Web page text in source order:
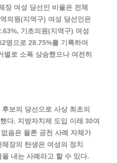
장 여성 당선인 비율은 전체
의원(지역구) 여성 당선인은
기초의원(지역구) 여성
명으로 28.75%를 기록하여
로 소폭 상승했으나 여전히
보의 당선으로 사상 최초의
다. 지방자치제 도입 이래 30여
음은 물론 공천 사례 자체가
장의 탄생은 여성의 정치
내는 사례라고 할 수 있다.